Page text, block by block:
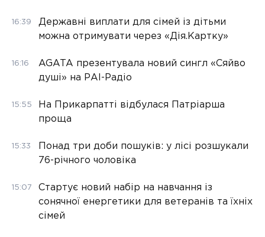
16:39
Державні виплати для сімей із дітьми
можна отримувати через «Дія.Картку»
16:16
AGATA презентувала новий сингл «Сяйво
душі» на РАІ-Радіо
15:55
На Прикарпатті відбулася Патріарша
проща
15:33
Понад три доби пошуків: у лісі розшукали
76-річного чоловіка
15:07
Стартує новий набір на навчання із
сонячної енергетики для ветеранів та їхніх
сімей